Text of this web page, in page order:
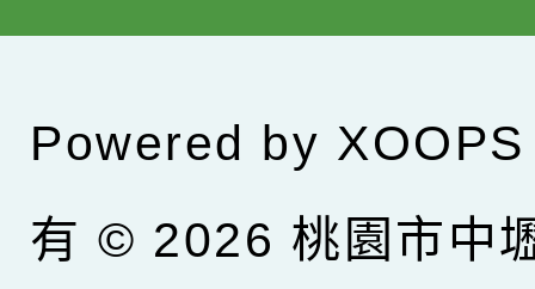
Powered by XOOPS
有 © 2026 桃園市中